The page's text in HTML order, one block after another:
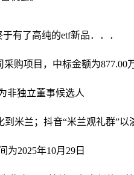
有了高纯的etf新品．．．
购项目，中标金额为877.00
非独立董事候选人
到米兰；抖音“米兰观礼群”
2025年10月29日